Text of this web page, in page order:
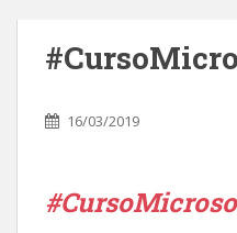
16/03/2019